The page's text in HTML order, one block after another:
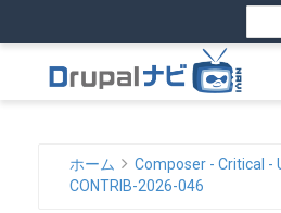
メ
イ
ン
検
パ
ホーム
Composer - Critical -
CONTRIB-2026-046